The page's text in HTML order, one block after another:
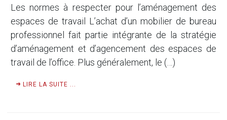
Les normes à respecter pour l’aménagement des
espaces de travail L’achat d’un mobilier de bureau
professionnel fait partie intégrante de la stratégie
d’aménagement et d’agencement des espaces de
travail de l’office. Plus généralement, le (…)
LIRE LA SUITE ...